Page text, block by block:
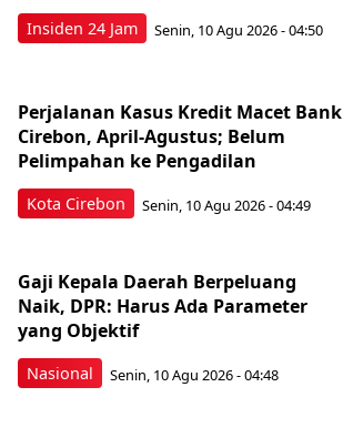
Insiden 24 Jam Senin, 10 Agu 2026 - 04:50
Kota Cirebon
Perjalanan Kasus Kredit Macet Bank
Cirebon, April-Agustus; Belum
Pelimpahan ke Pengadilan
Senin, 10 Agu 2026 - 04:49
Nasional
Gaji Kepala Daerah Berpeluang
Naik, DPR: Harus Ada Parameter
yang Objektif
Senin, 10 Agu 2026 - 04:48